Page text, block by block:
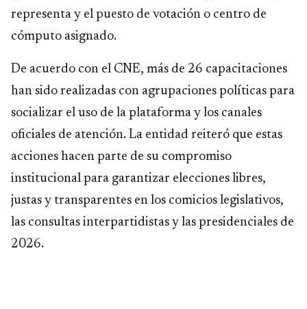
representa y el puesto de votación o centro de
cómputo asignado.
De acuerdo con el CNE, más de 26 capacitaciones
han sido realizadas con agrupaciones políticas para
socializar el uso de la plataforma y los canales
oficiales de atención. La entidad reiteró que estas
acciones hacen parte de su compromiso
institucional para garantizar elecciones libres,
justas y transparentes en los comicios legislativos,
las consultas interpartidistas y las presidenciales de
2026.